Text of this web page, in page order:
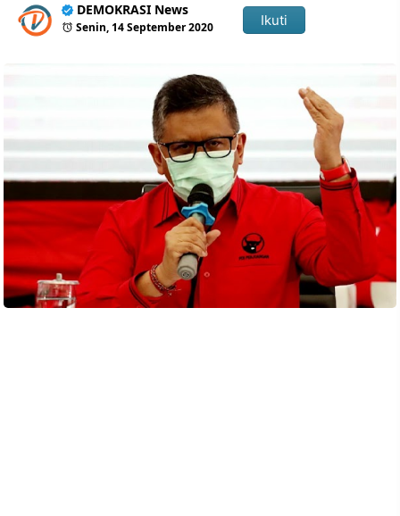
DEMOKRASI News
Senin, 14 September 2020 Ikuti